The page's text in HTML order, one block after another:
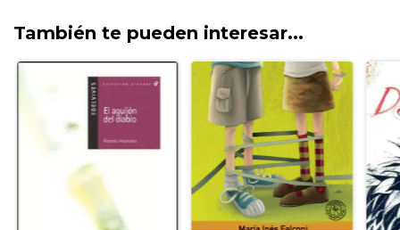
También te pueden interesar...